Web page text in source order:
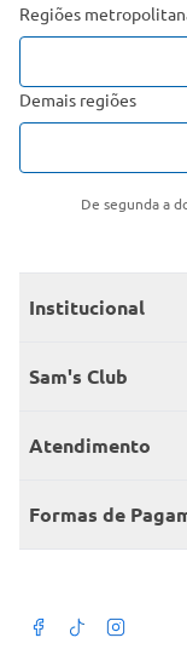
Regiões
Demais regiões
De segunda a
Institucional
Quem somos
Encontre um
Sam's Club
Seja sócio
Member’s Mark
Atendimento
Fale conosco
Atendimento em
Formas de